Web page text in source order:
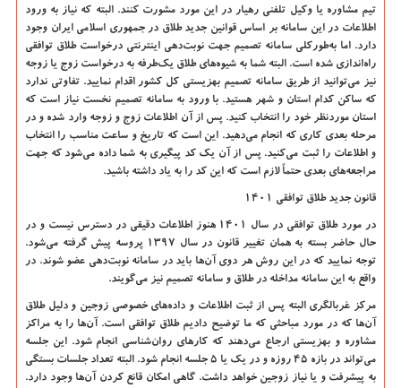
تیم مشاوره یا وکیل تلفنی رهیار در این مورد مشورت کنند. البته که نیاز به ورود
اطلاعات در این سامانه بر اساس قوانین جدید طلاق در جمهوری اسلامی ایران وجود
دارد. اما به‌طورکلی سامانه تصمیم جهت نوبت‌دهی اینترنتی درخواست طلاق توافقی
راه‌اندازی شده است. البته شما به شیوه‌های طلاق یک‌طرفه به درخواست زوج یا زوجه
نیز می‌توانید از طریق سامانه تصمیم بهزیستی کل کشور اقدام نمایید. تفاوتی ندارد
که ساکن کدام استان و شهر هستید. با ورود به سامانه تصمیم نخست نیاز است که
استان موردنظر خود را انتخاب کنید. پس از آن اطلاعات زوج و زوجه وارد شده و در
مرحله بعدی کاری که انجام می‌دهید. این است که تاریخ و ساعت مناسب را انتخاب
و اطلاعات را ثبت می‌کنید. پس از آن یک کد پیگیری به شما داده می‌شود که جهت
مراجعه‌های بعدی حتماً لازم است که این کد را به یاد داشته باشید.
قانون جدید طلاق توافقی 1401
در مورد طلاق توافقی در سال 1401 هنوز اطلاعات دقیقی در دسترس نیست و در
حال حاضر بسته به همان تغییر قانون در سال 1397 پروسه پیش گرفته می‌شود.
توجه نمایید که در این روش هر دوی آن‌ها باید در سامانه نوبت‌دهی عضو شوند. در
واقع به این سامانه مداخله در طلاق و سامانه تصمیم نیز می‌گویند.
مرکز غربالگری البته پس از ثبت اطلاعات و داده‌های خصوصی زوجین و دلیل طلاق
آن‌ها که در مورد مباحثی که ما توضیح دادیم طلاق توافقی است. آن‌ها را به مراکز
مشاوره و بهزیستی ارجاع می‌دهند که کارهای روان‌شناسی انجام شود. این جلسه
می‌تواند در بازه 45 روزه و در یک یا 5 جلسه انجام شود. البته تعداد جلسات بستگی
به پیشرفت و یا نیاز زوجین خواهد داشت. گاهی امکان قانع کردن آن‌ها وجود دارد.